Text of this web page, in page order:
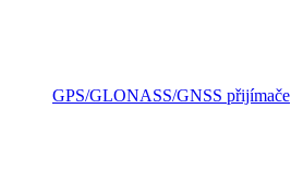
GPS/GLONASS/GNSS přijímače